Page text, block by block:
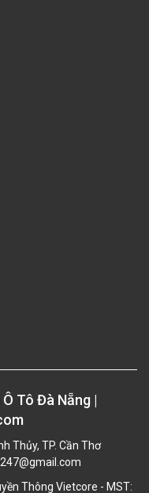
Tô Đà Nẵng |
Thủy, TP. Cần Thơ
Thông Vietcore - MST: